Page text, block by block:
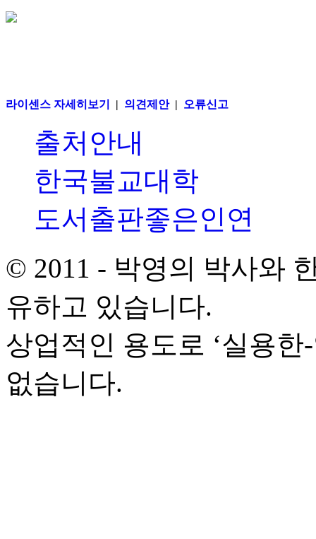
라이센스 자세히보기 | 의견제안| 오류신고
출처안내
한국불교대학
도서출판좋은인연
© 2011 - 박영의 박사와
유하고 있습니다.
상업적인 용도로 ‘실용
없습니다.